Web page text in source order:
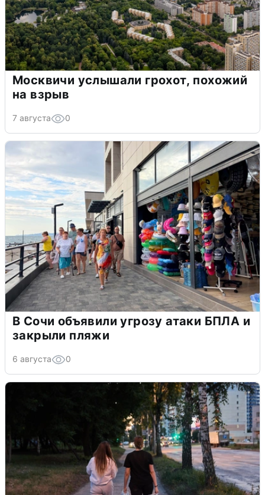
Москвичи услышали грохот, похожий
на взрыв
7 августа 0
В Сочи объявили угрозу атаки БПЛА и
закрыли пляжи
6 августа 0